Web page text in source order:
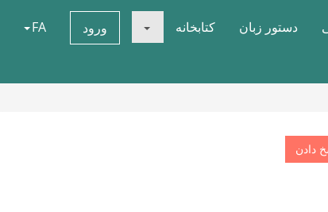
دستور زبان کتابخانه ورود FA
دادن